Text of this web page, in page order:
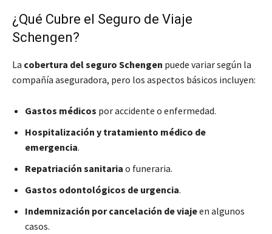
¿Qué Cubre el Seguro de Viaje
Schengen?
La cobertura del seguro Schengen puede variar según la
compañía aseguradora, pero los aspectos básicos incluyen:
Gastos médicos por accidente o enfermedad.
Hospitalización y tratamiento médico de
emergencia.
Repatriación sanitaria o funeraria.
Gastos odontológicos de urgencia.
Indemnización por cancelación de viajeen algunos
casos.